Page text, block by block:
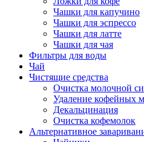
Чашки для капучино
Чашки для эспрессо
Чашки для латте
Чашки для чая
Фильтры для воды
Чай
Чистящие средства
Очистка молочной
Удаление кофейных
Декальцинация
Очистка кофемолок
Альтернативное